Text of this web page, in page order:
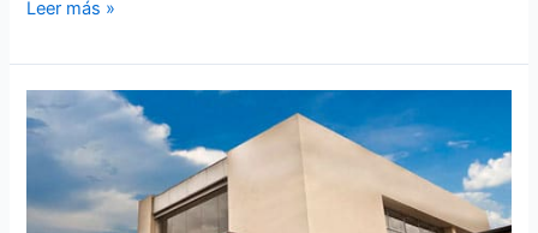
Leer más »
Aprovechá
los
descuentos
verano